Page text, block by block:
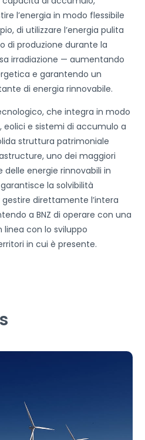
l’energia in modo flessibile
di utilizzare l’energia pulita
di produzione durante la
irradiazione — aumentando
e garantendo un
di energia rinnovabile.
che integra in modo
eolici e sistemi di accumulo a
struttura patrimoniale
uno dei maggiori
energie rinnovabili in
la solvibilità
direttamente l’intera
a BNZ di operare con una
linea con lo sviluppo
in cui è presente.